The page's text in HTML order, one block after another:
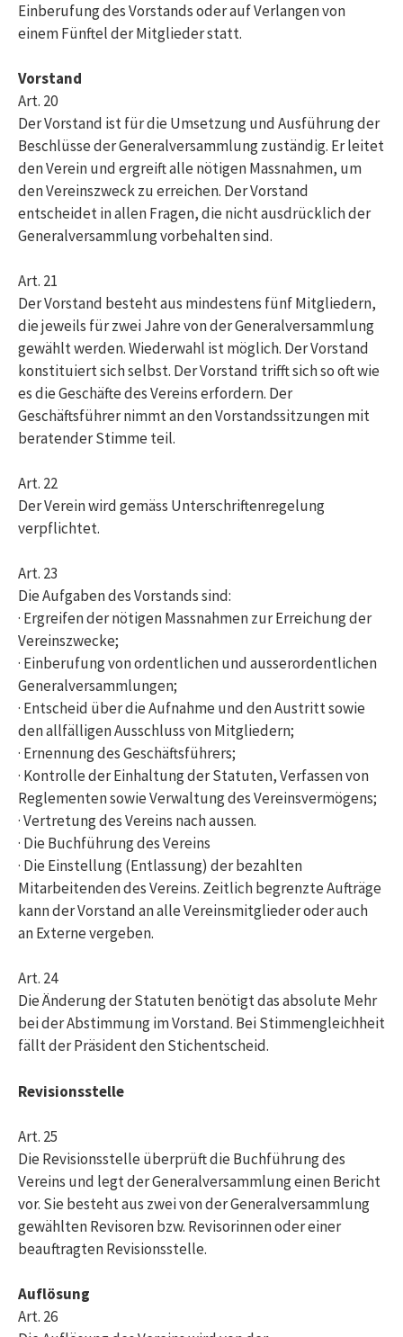
Einberufung des Vorstands oder auf Verlangen von
einem Fünftel der Mitglieder statt.
Vorstand
Art. 20
Der Vorstand ist für die Umsetzung und Ausführung der
Beschlüsse der Generalversammlung zuständig. Er leitet
den Verein und ergreift alle nötigen Massnahmen, um
den Vereinszweck zu erreichen. Der Vorstand
entscheidet in allen Fragen, die nicht ausdrücklich der
Generalversammlung vorbehalten sind.
Art. 21
Der Vorstand besteht aus mindestens fünf Mitgliedern,
die jeweils für zwei Jahre von der Generalversammlung
gewählt werden. Wiederwahl ist möglich. Der Vorstand
konstituiert sich selbst. Der Vorstand trifft sich so oft wie
es die Geschäfte des Vereins erfordern. Der
Geschäftsführer nimmt an den Vorstandssitzungen mit
beratender Stimme teil.
Art. 22
Der Verein wird gemäss Unterschriftenregelung
verpflichtet.
Art. 23
Die Aufgaben des Vorstands sind:
· Ergreifen der nötigen Massnahmen zur Erreichung der
Vereinszwecke;
· Einberufung von ordentlichen und ausserordentlichen
Generalversammlungen;
· Entscheid über die Aufnahme und den Austritt sowie
den allfälligen Ausschluss von Mitgliedern;
· Ernennung des Geschäftsführers;
· Kontrolle der Einhaltung der Statuten, Verfassen von
Reglementen sowie Verwaltung des Vereinsvermögens;
· Vertretung des Vereins nach aussen.
· Die Buchführung des Vereins
· Die Einstellung (Entlassung) der bezahlten
Mitarbeitenden des Vereins. Zeitlich begrenzte Aufträge
kann der Vorstand an alle Vereinsmitglieder oder auch
an Externe vergeben.
Art. 24
Die Änderung der Statuten benötigt das absolute Mehr
bei der Abstimmung im Vorstand. Bei Stimmengleichheit
fällt der Präsident den Stichentscheid.
Revisionsstelle
Art. 25
Die Revisionsstelle überprüft die Buchführung des
Vereins und legt der Generalversammlung einen Bericht
vor. Sie besteht aus zwei von der Generalversammlung
gewählten Revisoren bzw. Revisorinnen oder einer
beauftragten Revisionsstelle.
Auflösung
Art. 26